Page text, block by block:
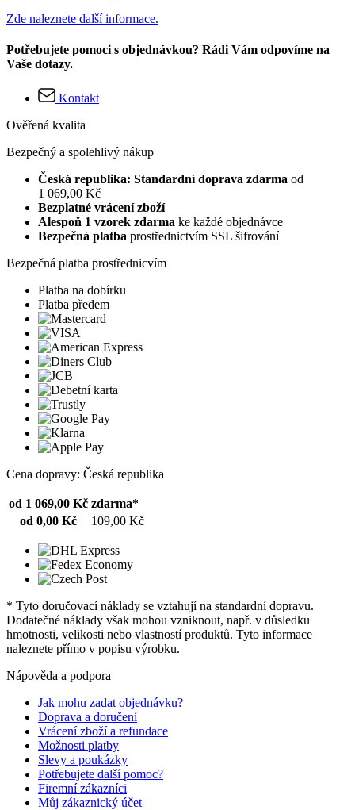
Zde naleznete další informace.
Potřebujete pomoci s objednávkou? Rádi Vám odpovíme na
Vaše dotazy.
Kontakt
Ověřená kvalita
Bezpečný a spolehlivý nákup
Česká republika: Standardní doprava zdarma od
1 069,00 Kč
Bezplatné vrácení zboží
Alespoň 1 vzorek zdarma ke každé objednávce
Bezpečná platba prostřednictvím SSL šifrování
Bezpečná platba prostřednicvím
Platba na dobírku
Platba předem
Cena dopravy: Česká republika
od 1 069,00 Kč zdarma*
od 0,00 Kč
109,00 Kč
* Tyto doručovací náklady se vztahují na standardní dopravu.
Dodatečné náklady však mohou vzniknout, např. v důsledku
hmotnosti, velikosti nebo vlastností produktů. Tyto informace
naleznete přímo v popisu výrobku.
Nápověda a podpora
Jak mohu zadat objednávku?
Doprava a doručení
Vrácení zboží a refundace
Možnosti platby
Slevy a poukázky
Potřebujete další pomoc?
Firemní zákazníci
Můj zákaznický účet